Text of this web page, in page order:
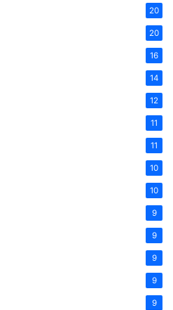
20
20
16
14
12
11
11
10
10
9
9
9
9
9